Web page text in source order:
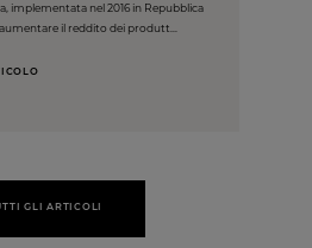
implementata nel 2016 in Repubblica
il reddito dei produtt...
GLI ARTICOLI